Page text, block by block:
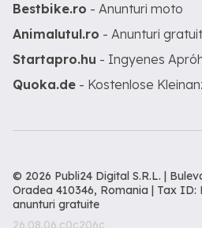
Bestbike.ro - Anunturi moto
Animalutul.ro - Anunturi
Startapro.hu - Ingyenes
Quoka.de - Kostenlose
© 2026 Publi24 Digital S.R.L. |
Oradea 410346, Romania | Tax ID:
anunturi gratuite
26.08.06.c0c206c